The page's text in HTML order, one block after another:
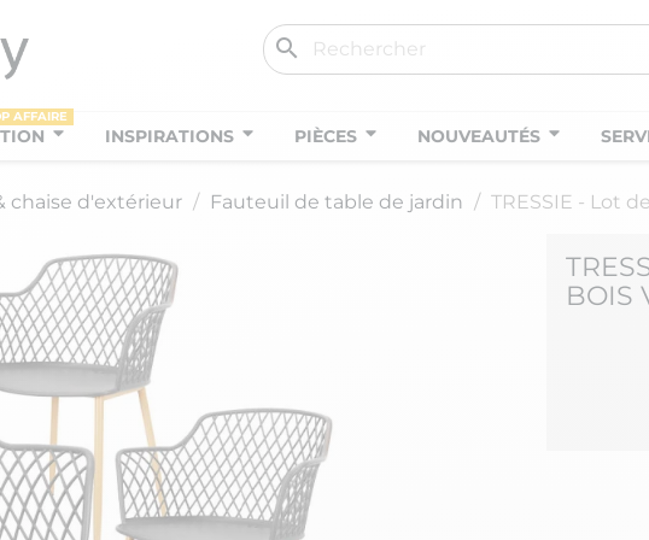
search
AFFAIRE
INSPIRATIONS PIÈCES NOUVEAUTÉS
chaise d'extérieur Fauteuil de table de jardin TRESSIE - Lot
BOIS